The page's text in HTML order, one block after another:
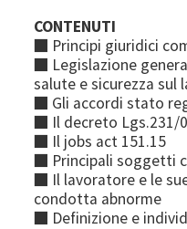
CONTENUTI
■ Principi giuridici
■ Legislazione
salute e sicurezza sul
■ Gli accordi stato
■ Il decreto Lgs.231/
■ Il jobs act 151.15
■ Principali soggetti
■ Il lavoratore e le
condotta abnorme
■ Definizione e